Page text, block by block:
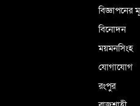
বিজ্ঞাপনের
বিনোদন
ময়মনসিংহ
যোগাযোগ
রংপুর